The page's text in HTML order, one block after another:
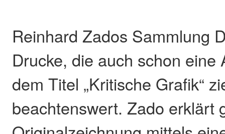
Reinhard Zados Sammlung
Drucke, die auch schon eine
dem Titel „Kritische Grafik“
beachtenswert. Zado erklärt